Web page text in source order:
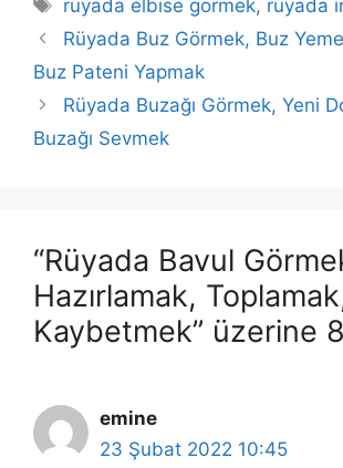
rüyada elbise görmek, rüyada
Rüyada Buz Görmek, Buz
Buz Pateni Yapmak
Rüyada Buzağı Görmek, Yeni
Buzağı Sevmek
“Rüyada Bavul
Hazırlamak,
Kaybetmek” üzerine
emine
23 Şubat 2022 10:45